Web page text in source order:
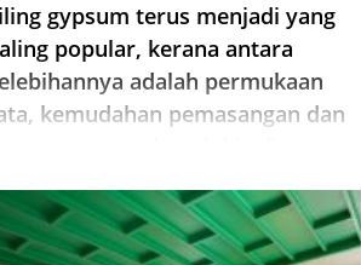
gypsum terus menjadi yang
popular, kerana antara
adalah permukaan
kemudahan pemasangan dan